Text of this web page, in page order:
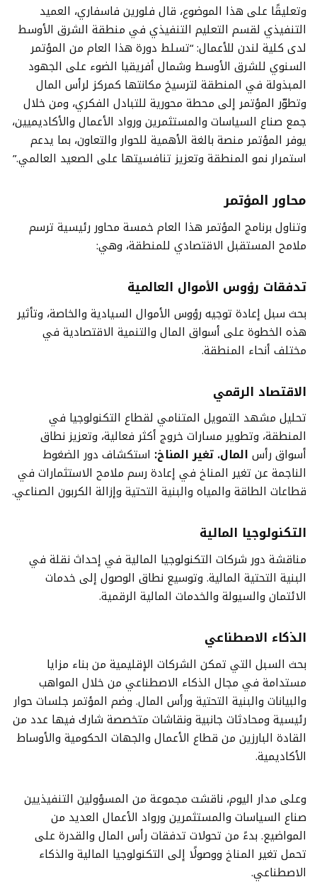
وتعليقًا على هذا الموضوع، قال فلورين فاسفاري، العميد
التنفيذي لقسم التعليم التنفيذي في منطقة الشرق الأوسط
لدى كلية لندن للأعمال: “تسلط دورة هذا العام من المؤتمر
السنوي للشرق الأوسط وشمال أفريقيا الضوء على الجهود
المبذولة في المنطقة لترسيخ مكانتها كمركز لرأس المال
وتطوّر المؤتمر إلى محطة محورية للتبادل الفكري، ومن خلال
جمع صناع السياسات والمستثمرين ورواد الأعمال والأكاديميين،
يوفر المؤتمر منصة بالغة الأهمية للحوار والتعاون، بما يدعم
استمرار نمو المنطقة وتعزيز تنافسيتها على الصعيد العالمي.”
محاور المؤتمر
وتناول برنامج المؤتمر هذا العام خمسة محاور رئيسية ترسم
ملامح المستقبل الاقتصادي للمنطقة، وهي:
تدفقات رؤوس الأموال العالمية
بحث سبل إعادة توجيه رؤوس الأموال السيادية والخاصة، وتأثير
هذه الخطوة على أسواق المال والتنمية الاقتصادية في
مختلف أنحاء المنطقة.
الاقتصاد الرقمي
تحليل مشهد التمويل المتنامي لقطاع التكنولوجيا في
المنطقة، وتطوير مسارات خروج أكثر فعالية، وتعزيز نطاق
أسواق رأس المال. تغير المناخ: استكشاف دور الضغوط
الناجمة عن تغير المناخ في إعادة رسم ملامح الاستثمارات في
قطاعات الطاقة والمياه والبنية التحتية وإزالة الكربون الصناعي.
التكنولوجيا المالية
مناقشة دور شركات التكنولوجيا المالية في إحداث نقلة في
البنية التحتية المالية. وتوسيع نطاق الوصول إلى خدمات
الائتمان والسيولة والخدمات المالية الرقمية.
الذكاء الاصطناعي
بحث السبل التي تمكن الشركات الإقليمية من بناء مزايا
مستدامة في مجال الذكاء الاصطناعي من خلال المواهب
والبيانات والبنية التحتية ورأس المال. وضم المؤتمر جلسات حوار
رئيسية ومحادثات جانبية ونقاشات متخصصة شارك فيها عدد من
القادة البارزين من قطاع الأعمال والجهات الحكومية والأوساط
الأكاديمية.
وعلى مدار اليوم، ناقشت مجموعة من المسؤولين التنفيذيين
صناع السياسات والمستثمرين ورواد الأعمال العديد من
المواضيع. بدءً من تحولات تدفقات رأس المال والقدرة على
تحمل تغير المناخ ووصولًا إلى التكنولوجيا المالية والذكاء
الاصطناعي.